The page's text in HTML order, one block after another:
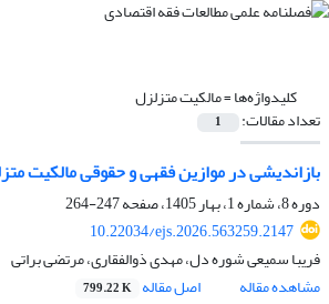
کلیدواژه‌ها =مالکیت متزلزل
تعداد مقالات: 1
بازاندیشی در موازین فقهی و حقوقی مالکیت
دوره 8، شماره 1، بهار 1405، صفحه
247-264
10.22034/ejs.2026.563259.2147
فریبا سمیعی شوره دل، مهدی ذوالفقاری، مرتضی براتی
مشاهده مقاله
اصل مقاله 799.22 K